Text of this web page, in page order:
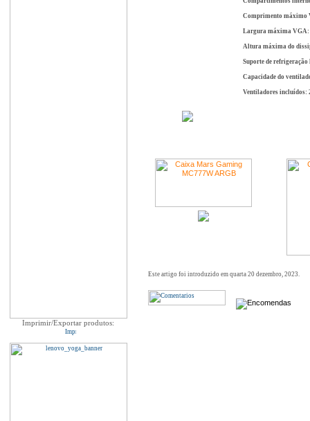
Imprimir/Exportar produtos:
Comprimento máximo
Largura máxima VGA:
Altura máxima do
Suporte de
Capacidade do
Ventiladores incluídos:
Este artigo foi introduzido em quarta 20 dezembro, 2023.